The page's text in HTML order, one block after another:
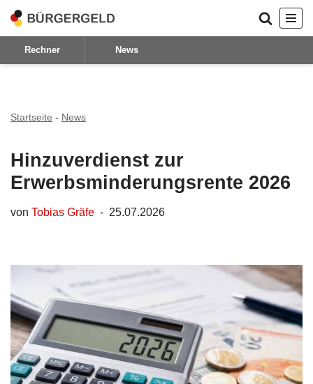
Zum
Inhalt
Rechner News
Startseite - News
Hinzuverdienst zur
Erwerbsminderungsrente 2026
von Tobias Gräfe 25.07.2026